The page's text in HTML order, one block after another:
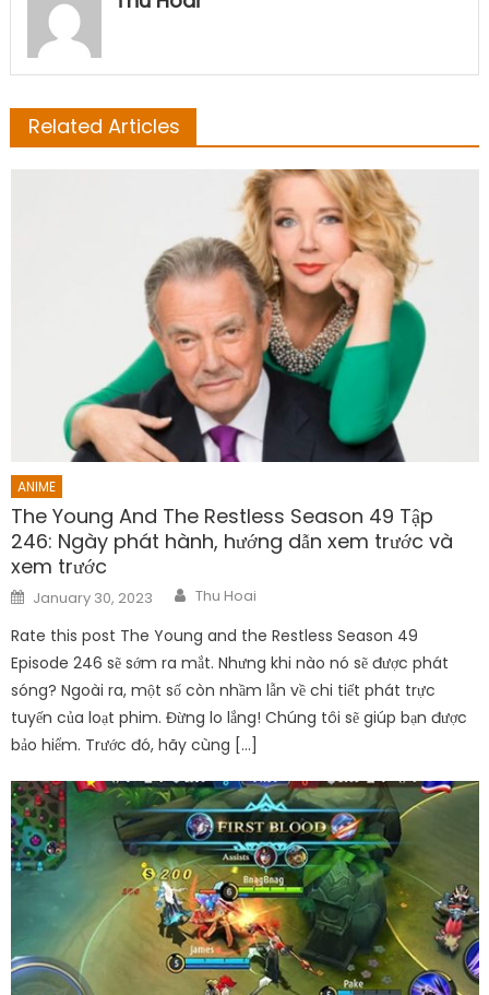
Related Articles
ANIME
The Young And The Restless Season 49 Tập
246: Ngày phát hành, hướng dẫn xem trước và
xem trước
Posted
on
January 30, 2023 Author
Thu Hoai
Rate this post The Young and the Restless Season 49
Episode 246 sẽ sớm ra mắt. Nhưng khi nào nó sẽ được phát
sóng? Ngoài ra, một số còn nhầm lẫn về chi tiết phát trực
tuyến của loạt phim. Đừng lo lắng! Chúng tôi sẽ giúp bạn được
bảo hiểm. Trước đó, hãy cùng […]